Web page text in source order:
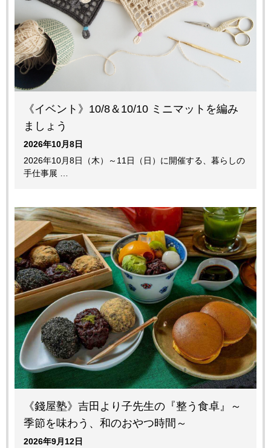
《イベント》10/8＆10/10 ミニマットを編み
ましょう
2026年10月8日
2026年10月8日（木）～11日（日）に開催する、暮らしの
手仕事展 …
《錢屋塾》吉田より子先生の『整う食卓』～
季節を味わう、和のおやつ時間～
2026年9月12日